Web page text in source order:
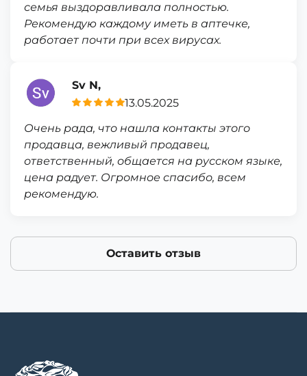
семья выздоравливала полностью.
Рекомендую каждому иметь в аптечке,
работает почти при всех вирусах.
Sv N,
13.05.2025
Очень рада, что нашла контакты этого
продавца, вежливый продавец,
ответственный, общается на русском языке,
цена радует. Огромное спасибо, всем
рекомендую.
Оставить отзыв